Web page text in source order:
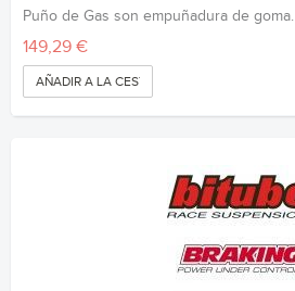
Puño de Gas son empuñadura de goma.
149,29 €
AÑADIR A LA CESTA